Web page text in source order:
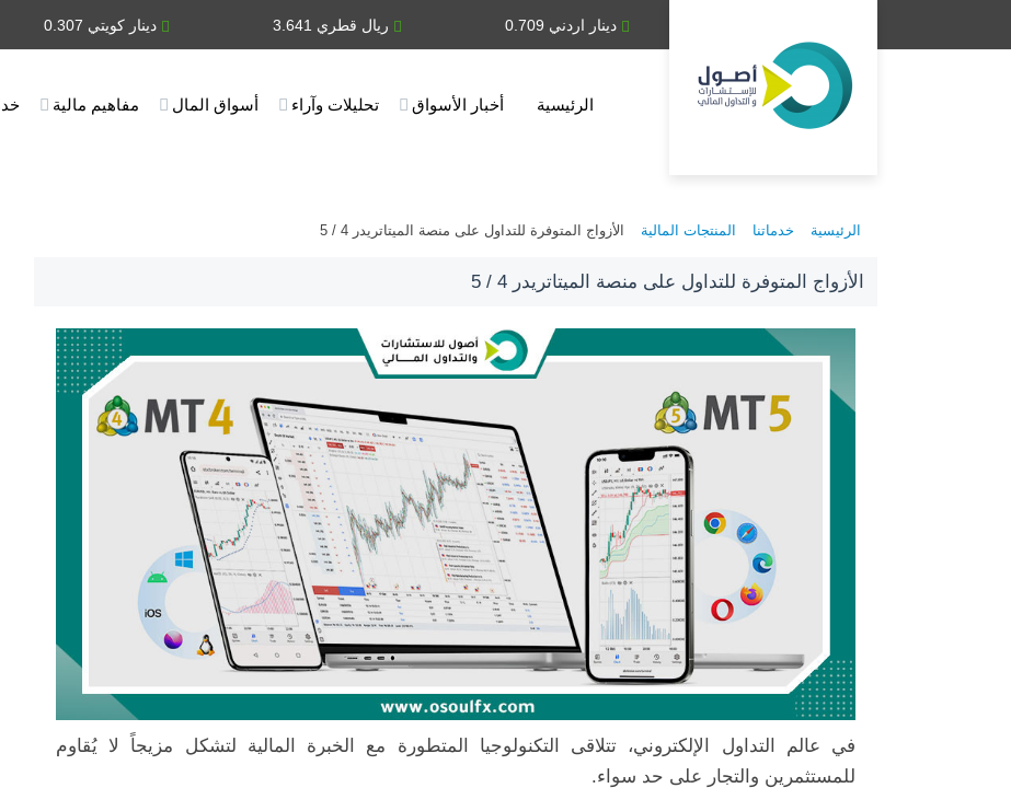
دينار اردني 0.709 ريال قطري 3.641 دينار كويتي 0.307
الرئيسية أخبار الأسواق تحليلات وآراء أسواق المال مفاهيم مالية
الرئيسية خدماتنا المنتجات المالية الأزواج المتوفرة للتداول على منصة الميتاتريدر 4 / 5
الأزواج المتوفرة للتداول على منصة الميتاتريدر 4 / 5
في عالم التداول الإلكتروني، تتلاقى التكنولوجيا المتطورة مع الخبرة المالية لتشكل مزيجاً لا يُقاوم
للمستثمرين والتجار على حد سواء.